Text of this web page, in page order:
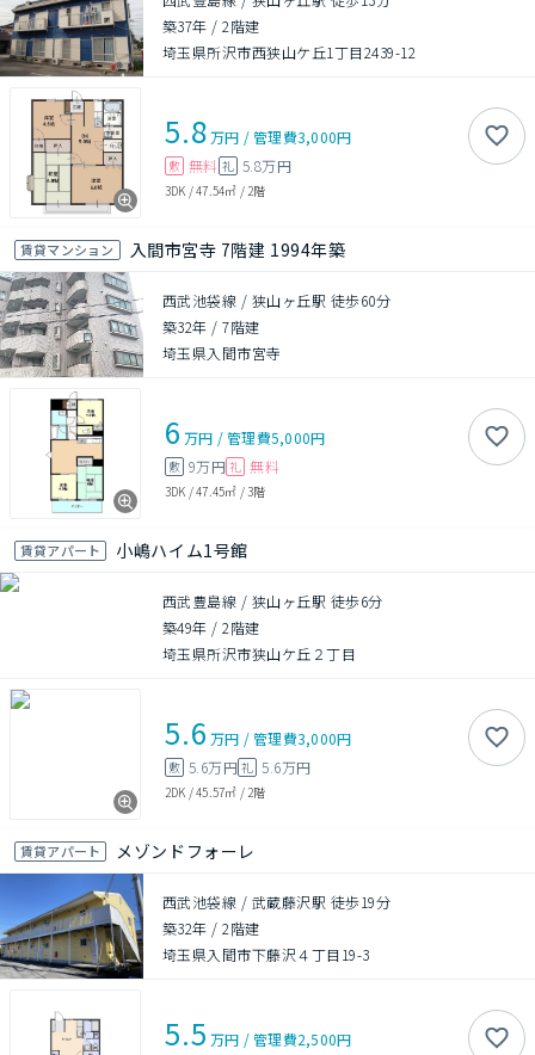
築37年 /2階建
埼玉県所沢市西狭山ケ丘1丁目2439-12
5.8万円 /管理費3,000円
敷 無料 礼 5.8万円
3DK /47.54㎡ / 2階
賃貸マンション 入間市宮寺 7階建 1994年築
西武池袋線 / 狭山ヶ丘駅 徒歩60分
築32年 /7階建
埼玉県入間市宮寺
6 万円 /管理費5,000円
敷 9万円 礼 無料
3DK /47.45㎡ /3階
賃貸アパート 小嶋ハイム1号館
西武豊島線 / 狭山ヶ丘駅 徒歩6分
築49年 /2階建
埼玉県所沢市狭山ケ丘２丁目
5.6 万円 /管理費3,000円
敷 5.6万円礼 5.6万円
2DK /45.57㎡ / 2階
賃貸アパート メゾンドフォーレ
西武池袋線 / 武蔵藤沢駅 徒歩19分
築32年 /2階建
埼玉県入間市下藤沢４丁目19-3
5.5 万円 /管理費2,500円